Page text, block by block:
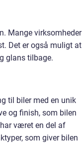
Mange virksomheder
Det er også muligt at
glans tilbage.
til biler med en unik
og finish, som bilen
været en del af
som giver bilen